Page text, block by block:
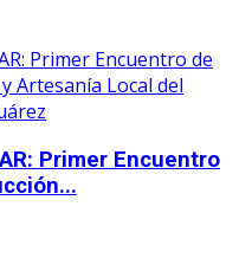
Primer Encuentro